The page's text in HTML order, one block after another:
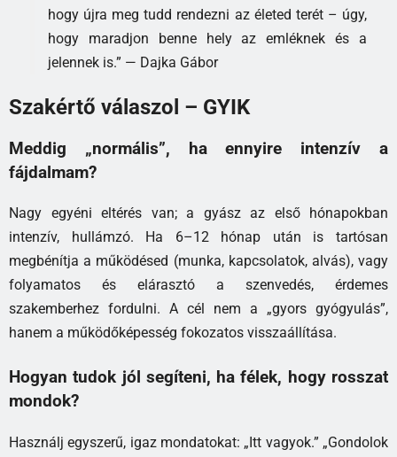
hogy újra meg tudd rendezni az életed terét – úgy,
hogy maradjon benne hely az emléknek és a
jelennek is.” — Dajka Gábor
Szakértő válaszol – GYIK
Meddig „normális”, ha ennyire intenzív a
fájdalmam?
Nagy egyéni eltérés van; a gyász az első hónapokban
intenzív, hullámzó. Ha 6–12 hónap után is tartósan
megbénítja a működésed (munka, kapcsolatok, alvás), vagy
folyamatos és elárasztó a szenvedés, érdemes
szakemberhez fordulni. A cél nem a „gyors gyógyulás”,
hanem a működőképesség fokozatos visszaállítása.
Hogyan tudok jól segíteni, ha félek, hogy rosszat
mondok?
Használj egyszerű, igaz mondatokat: „Itt vagyok.” „Gondolok